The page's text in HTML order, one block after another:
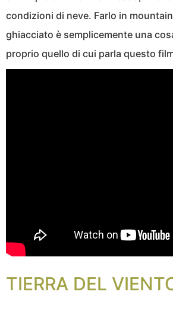
condizioni di neve. Farlo in
ghiacciato è semplicemente una
proprio quello di cui parla questo
TIERRA DEL